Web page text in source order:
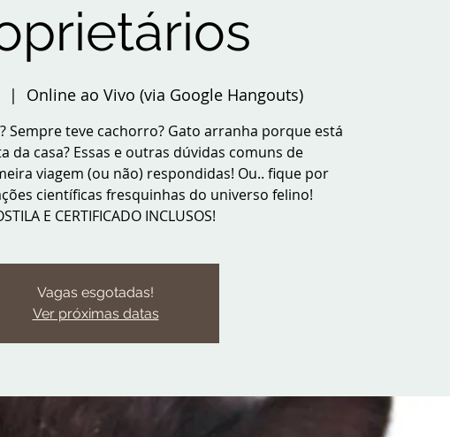
  |
Online ao Vivo (via Google Hangouts)
Sempre teve cachorro? Gato arranha porque está
da casa? Essas e outras dúvidas comuns de
viagem (ou não) respondidas! Ou.. fique por
científicas fresquinhas do universo felino!
E CERTIFICADO INCLUSOS!
Vagas esgotadas!
Ver próximas datas